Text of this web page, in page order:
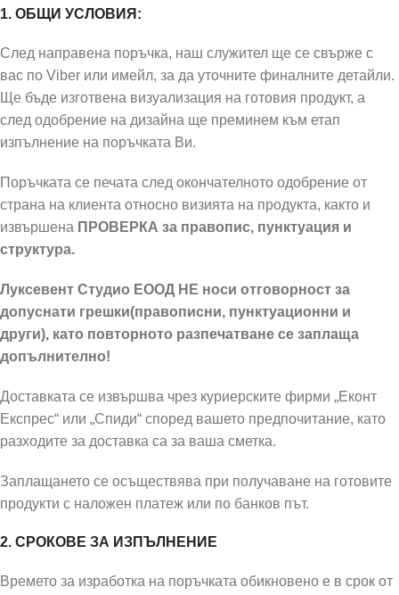
1. ОБЩИ УСЛОВИЯ:
След направена поръчка, наш служител ще се свърже с
вас по Viber или имейл, за да уточните финалните детайли.
Ще бъде изготвена визуализация на готовия продукт, а
след одобрение на дизайна ще преминем към етап
изпълнение на поръчката Ви.
Поръчката се печата след окончателното одобрение от
страна на клиента относно визията на продукта, както и
извършена ПРОВЕРКА за правопис, пунктуация и
структура.
Луксевент Студио ЕООД НЕ носи отговорност за
допуснати грешки(правописни, пунктуационни и
други), като повторното разпечатване се заплаща
допълнително!
Доставката се извършва чрез куриерските фирми „Еконт
Експрес“ или „Спиди“ според вашето предпочитание, като
разходите за доставка са за ваша сметка.
Заплащането се осъществява при получаване на готовите
продукти с наложен платеж или по банков път.
2. СРОКОВЕ ЗА ИЗПЪЛНЕНИЕ
Времето за изработка на поръчката обикновено е в срок от